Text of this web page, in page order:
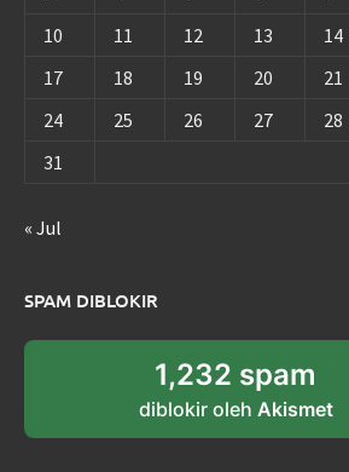
10
11 12 13 14
17
18 19 20 21
24
25 26 27 28
31
« Jul
SPAM DIBLOKIR
1,232 spam
diblokir oleh Akismet